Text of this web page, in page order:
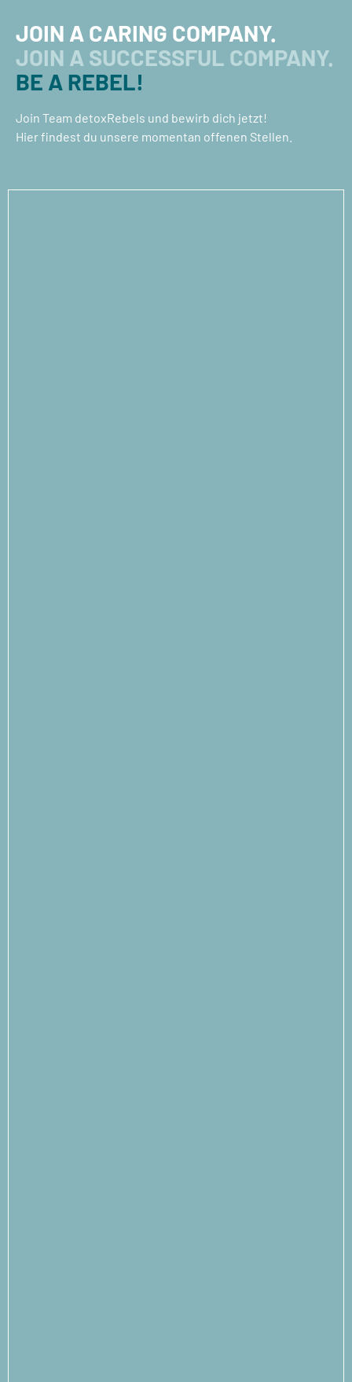
JOIN A CARING COMPANY.​
JOIN A SUCCESSFUL COMPANY.
BE A REBEL!
Join Team detoxRebels und bewirb dich jetzt!
Hier findest du unsere momentan offenen Stellen.